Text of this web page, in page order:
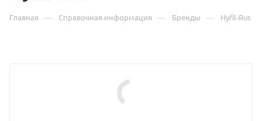
Главная — Справочная информация — Бренды — Hyfil-Rus